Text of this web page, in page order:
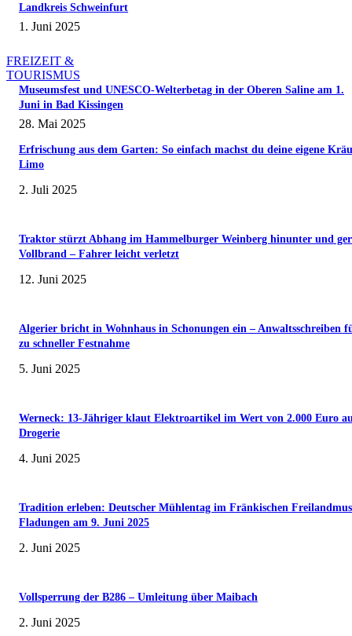
Landkreis Schweinfurt
1. Juni 2025
FREIZEIT &
TOURISMUS
Museumsfest und UNESCO-Welterbetag in der Oberen Saline am 1.
Juni in Bad Kissingen
28. Mai 2025
Erfrischung aus dem Garten: So einfach machst du deine eigene
Limo
2. Juli 2025
Traktor stürzt Abhang im Hammelburger Weinberg hinunter und
Vollbrand – Fahrer leicht verletzt
12. Juni 2025
Algerier bricht in Wohnhaus in Schonungen ein – Anwaltsschreiben
zu schneller Festnahme
5. Juni 2025
Werneck: 13-Jähriger klaut Elektroartikel im Wert von 2.000 Euro
Drogerie
4. Juni 2025
Tradition erleben: Deutscher Mühlentag im Fränkischen
Fladungen am 9. Juni 2025
2. Juni 2025
Vollsperrung der B286 – Umleitung über Maibach
2. Juni 2025